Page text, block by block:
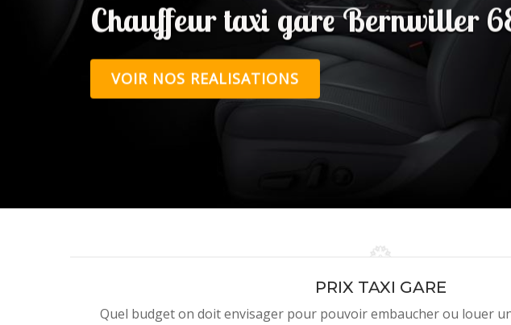
Chauffeur taxi gare Bernwiller
VOIR NOS REALISATIONS
PRIX TAXI GARE
Quel budget on doit envisager pour pouvoir embaucher ou louer